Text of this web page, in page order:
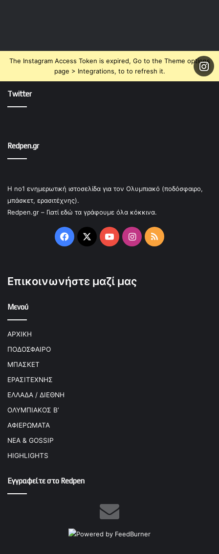
The Instagram Access Token is expired, Go to the Theme options
page > Integrations, to to refresh it.
Twitter
Redpen.gr
Η no1 ενημερωτική ιστοσελίδα για τον Ολυμπιακό (ποδόσφαιρο,
μπάσκετ, ερασιτέχνης).
Redpen.gr – Γιατί εδώ τα γράφουμε όλα κόκκινα.
Facebook
X YouTubeInstagram
RSS
Επικοινωνήστε μαζί μας
Μενού
ΑΡΧΙΚΗ
ΠΟΔΟΣΦΑΙΡΟ
ΜΠΑΣΚΕΤ
ΕΡΑΣΙΤΕΧΝΗΣ
ΕΛΛΑΔΑ / ΔΙΕΘΝΗ
ΟΛΥΜΠΙΑΚΟΣ Β’
ΑΦΙΕΡΩΜΑΤΑ
ΝΕΑ & GOSSIP
HIGHLIGHTS
Εγγραφείτε στο Redpen